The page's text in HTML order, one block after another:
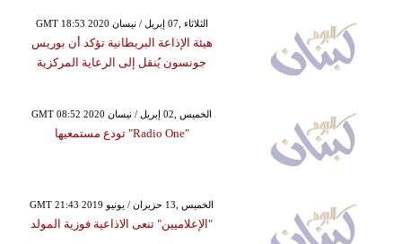
GMT 18:53 2020 الثلاثاء ,07 إبريل / نيسان
هيئة الإذاعة البريطانية تؤكد أن بوريس
جونسون يُنقل إلى الرعاية المركزية
GMT 08:52 2020 الخميس ,02 إبريل / نيسان
"Radio One" تودع مستمعيها
GMT 21:43 2019 الخميس ,13 حزيران / يونيو
"الإعلاميين" تنعى الاذاعية فوزية المولد